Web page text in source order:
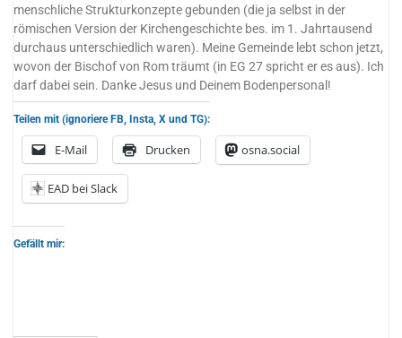
menschliche Strukturkonzepte gebunden (die ja selbst in der
römischen Version der Kirchengeschichte bes. im 1. Jahrtausend
durchaus unterschiedlich waren). Meine Gemeinde lebt schon jetzt,
wovon der Bischof von Rom träumt (in EG 27 spricht er es aus). Ich
darf dabei sein. Danke Jesus und Deinem Bodenpersonal!
Teilen mit (ignoriere FB, Insta, X und TG):
E-Mail Drucken osna.social
EAD bei Slack
Gefällt mir: